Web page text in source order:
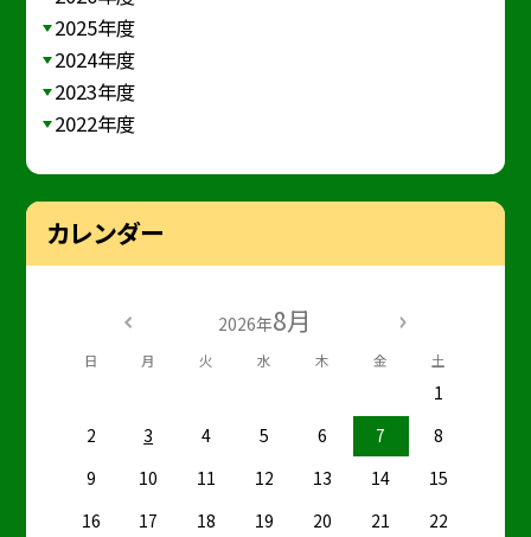
2025年度
2024年度
2023年度
2022年度
カレンダー
2026年8月
日 月 火 水 木 金 土
1
2
3 4 5 6 7
8
9
10 11 12 13 14
15
16
17 18 19 20 21
22